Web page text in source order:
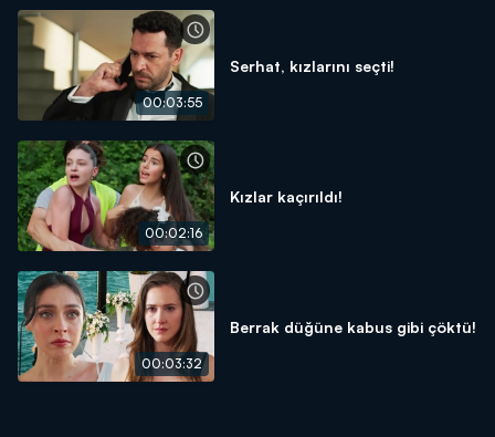
00:03:55
Serhat, kızlarını seçti!
00:02:16
Kızlar kaçırıldı!
00:03:32
Berrak düğüne kabus gibi çöktü!